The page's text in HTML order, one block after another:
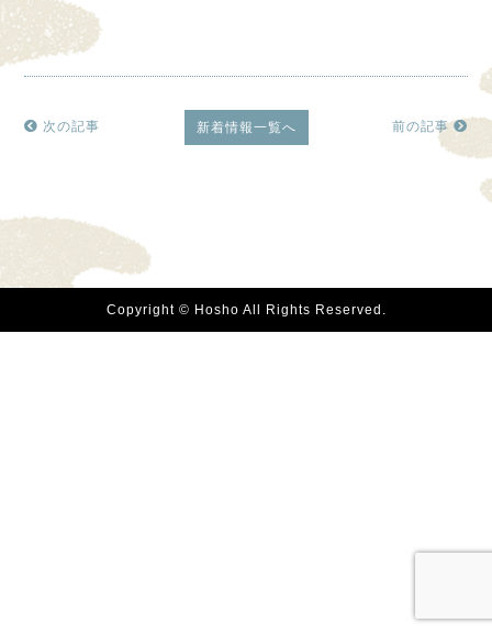
次の記事 新着情報一覧へ 前の記事
Copyright © Hosho All Rights Reserved.